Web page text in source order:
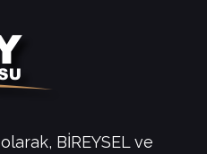
BİREYSEL ve